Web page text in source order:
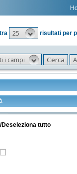
25 risultati per
i campi
Deseleziona tutto